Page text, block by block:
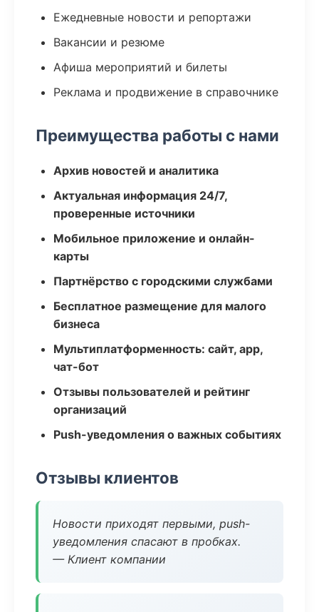
Ежедневные новости и репортажи
Вакансии и резюме
Афиша мероприятий и билеты
Реклама и продвижение в справочнике
Преимущества работы с нами
Архив новостей и аналитика
Актуальная информация 24/7,
проверенные источники
Мобильное приложение и онлайн-
карты
Партнёрство с городскими службами
Бесплатное размещение для малого
бизнеса
Мультиплатформенность: сайт, app,
чат-бот
Отзывы пользователей и рейтинг
организаций
Push-уведомления о важных событиях
Отзывы клиентов
Новости приходят первыми, push-
уведомления спасают в пробках.
— Клиент компании